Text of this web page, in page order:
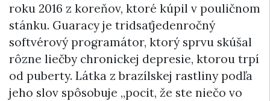
roku 2016 z koreňov, ktoré kúpil v pouličnom
stánku. Guaracy je tridsaťjedenročný
softvérový programátor, ktorý sprvu skúšal
rôzne liečby chronickej depresie, ktorou trpí
od puberty. Látka z brazílskej rastliny podľa
jeho slov spôsobuje „pocit, že ste niečo vo